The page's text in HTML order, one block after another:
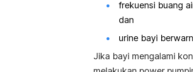
frekuensi buang
dan
urine bayi
Jika bayi mengalami